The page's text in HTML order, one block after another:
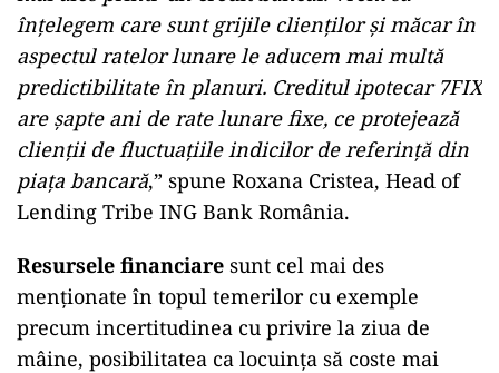
înțelegem care sunt grijile clienților și măcar în
aspectul ratelor lunare le aducem mai multă
predictibilitate în planuri. Creditul ipotecar 7FIX
are șapte ani de rate lunare fixe, ce protejează
clienții de fluctuațiile indicilor de referință din
piața bancară,” spune Roxana Cristea, Head of
Lending Tribe ING Bank România.
Resursele financiare sunt cel mai des
menționate în topul temerilor cu exemple
precum incertitudinea cu privire la ziua de
mâine, posibilitatea ca locuința să coste mai